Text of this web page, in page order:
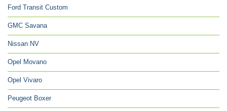
Ford Transit Custom
GMC Savana
Nissan NV
Opel Movano
Opel Vivaro
Peugeot Boxer